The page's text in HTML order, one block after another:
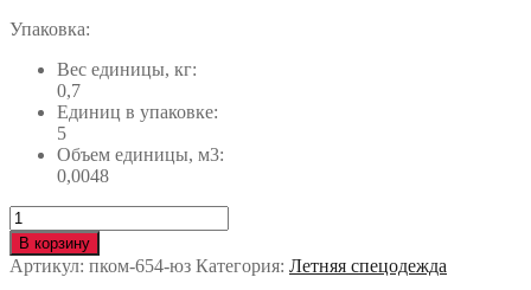
Упаковка:
Вес единицы, кг:
0,7
Единиц в упаковке:
5
Объем единицы, м3:
0,0048
Количество
Полукомбинезон
ЭДВАНС
пком-654-
В корзину
Артикул: пком-654-юз Категория: Летняя спецодежда